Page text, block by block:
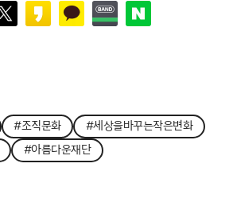
#조직문화
#세상을바꾸는작은변화
#아름다운재단